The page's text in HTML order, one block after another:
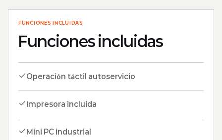
FUNCIONES INCLUIDAS
Funciones incluidas
Operación táctil autoservicio
Impresora incluida
Mini PC industrial